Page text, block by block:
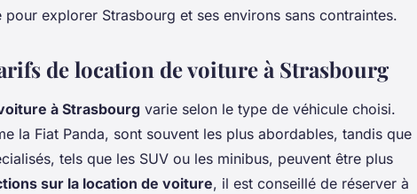
explorer Strasbourg et ses environs sans contraintes.
de location de voiture à Strasbourg
à Strasbourg varie selon le type de véhicule choisi.
la Fiat Panda, sont souvent les plus abordables, tandis que
tels que les SUV ou les minibus, peuvent être plus
sur la location de voiture, il est conseillé de réserver à